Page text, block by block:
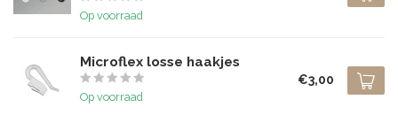
Op voorraad
Microflex losse haakjes
Op voorraad
€3,00